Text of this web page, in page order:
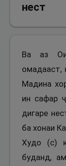
нест
Ва аз
омадааст,
Мадина
ин сафар
дигаре
ба хонаи
Худо (с)
буданд,